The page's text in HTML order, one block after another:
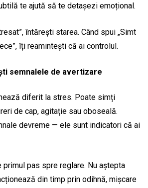
te ajută să te detașezi emoțional.
întărești starea. Când spui „Simt
îți reamintești că ai controlul.
semnalele de avertizare
diferit la stres. Poate simți
de cap, agitație sau oboseală.
devreme — ele sunt indicatori că ai
pas spre reglare. Nu aștepta
din timp prin odihnă, mișcare